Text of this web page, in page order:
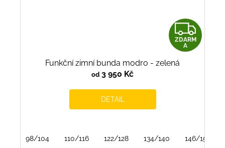
Z
D
A
ZDARM
A
Funkční zimní bunda modro - zelená
od 3 950 Kč
DETAIL
98/104 110/116 122/128 134/140 146/152